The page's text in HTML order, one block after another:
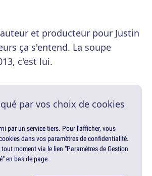
et producteur pour Justin
ça s'entend. La soupe
c'est lui.
par vos choix de cookies
par un service tiers. Pour l'afficher, vous
dans vos paramètres de confidentialité.
moment via le lien "Paramètres de Gestion
en bas de page.